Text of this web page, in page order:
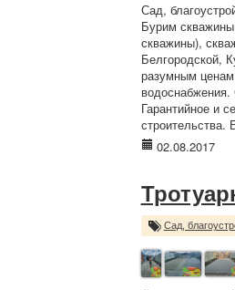
Сад,
Бурим
скважины),
Белгородской,
разумным
водоснабжения.
Гарантийное и
02.08.2017
Сад,